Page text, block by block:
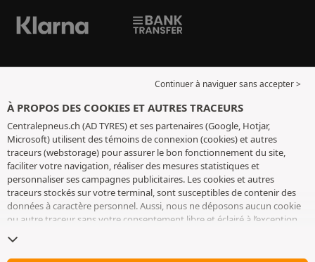
Continuer à naviguer sans accepter >
À PROPOS DES COOKIES ET AUTRES TRACEURS
Centralepneus.ch (AD TYRES) et ses partenaires (Google, Hotjar,
Microsoft) utilisent des témoins de connexion (cookies) et autres
traceurs (webstorage) pour assurer le bon fonctionnement du site,
faciliter votre navigation, réaliser des mesures statistiques et
personnaliser ses campagnes publicitaires. Les cookies et autres
traceurs stockés sur votre terminal, sont susceptibles de contenir des
données à caractère personnel. Aussi, nous ne déposons aucun cookie
ou autre traceur sans votre consentement libre et éclairé à l’exception
conservons votre choix pendant 6 mois. Vous pouvez retirer votre
consentement à tout moment en vous rendant sur lapage cookies et